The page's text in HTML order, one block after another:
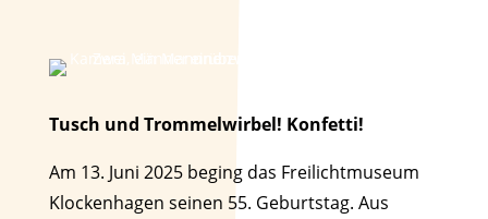
Tusch und Trommelwirbel! Konfetti!
Am 13. Juni 2025 beging das Freilichtmuseum
Klockenhagen seinen 55. Geburtstag. Aus